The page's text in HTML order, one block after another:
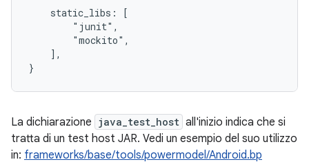
    static_libs: [
        "junit",
        "mockito",
    ],
La dichiarazione java_test_host all'inizio indica che si
tratta di un test host JAR. Vedi un esempio del suo utilizzo
in: frameworks/base/tools/powermodel/Android.bp